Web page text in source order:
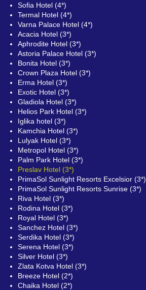
Sofia Hotel (4*)
Termal Hotel (4*)
Varna Palace Hotel (4*)
Acacia Hotel (3*)
Aphrodite Hotel (3*)
Astoria Palace Hotel (3*)
Bonita Hotel (3*)
Crown Plaza Hotel (3*)
Erma Hotel (3*)
Exotic Hotel (3*)
Gladiola Hotel (3*)
Helios Park Hotel (3*)
Iglika hotel (3*)
Kamchia Hotel (3*)
Lulyak Hotel (3*)
Metropol Hotel (3*)
Palm Park Hotel (3*)
Preslav Hotel (3*)
PrimaSol Sunlight Resorts Excelsior (3*)
PrimaSol Sunlight Resorts Sunrise (3*)
Riva Hotel (3*)
Rodina Hotel (3*)
Royal Hotel (3*)
Sanchez Hotel (3*)
Serdika Hotel (3*)
Serena Hotel (3*)
Silver Hotel (3*)
Zlata Kotva Hotel (3*)
Breeze Hotel (2*)
Chaika Hotel (2*)